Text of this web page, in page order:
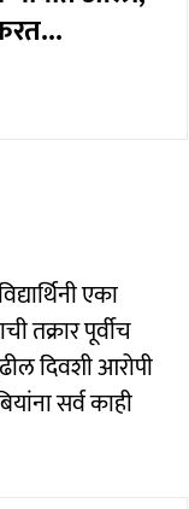
एका
तक्रार पूर्वीच
दिवशी आरोपी
सर्व काही